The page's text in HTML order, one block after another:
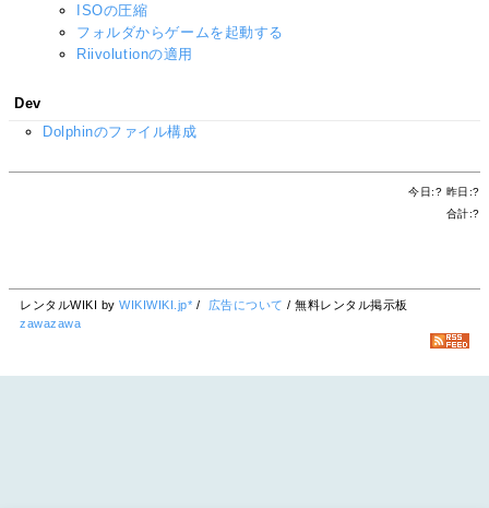
ISOの圧縮
フォルダからゲームを起動する
Riivolutionの適用
Dev
Dolphinのファイル構成
今日:? 昨日:?
合計:?
レンタルWIKI byWIKIWIKI.jp* / 広告について / 無料レンタル掲示板
zawazawa